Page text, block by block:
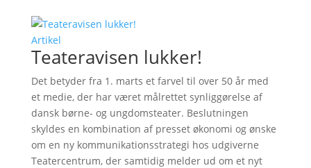
Artikel
Teateravisen lukker!
Det betyder fra 1. marts et farvel til over 50 år med
et medie, der har været målrettet synliggørelse af
dansk børne- og ungdomsteater. Beslutningen
skyldes en kombination af presset økonomi og ønske
om en ny kommunikationsstrategi hos udgiverne
Teatercentrum, der samtidig melder ud om et nyt